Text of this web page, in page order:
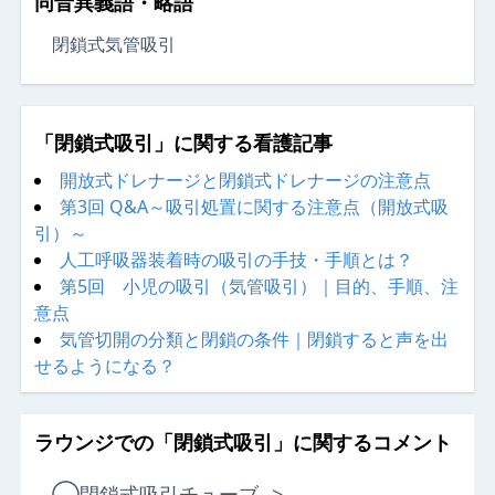
閉鎖式気管吸引
「閉鎖式吸引」に関する看護記事
開放式ドレナージと閉鎖式ドレナージの注意点
第3回 Q&A～吸引処置に関する注意点（開放式吸
引）～
人工呼吸器装着時の吸引の手技・手順とは？
第5回 小児の吸引（気管吸引）｜目的、手順、注
意点
気管切開の分類と閉鎖の条件｜閉鎖すると声を出
せるようになる？
ラウンジでの「閉鎖式吸引」に関するコメント